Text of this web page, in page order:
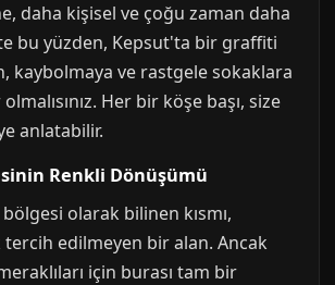
daha kişisel ve çoğu zaman daha
bu yüzden, Kepsut'ta bir graffiti
kaybolmaya ve rastgele sokaklara
Her bir köşe başı, size
anlatabilir.
Renkli Dönüşümü
olarak bilinen kısmı,
edilmeyen bir alan. Ancak
için burası tam bir